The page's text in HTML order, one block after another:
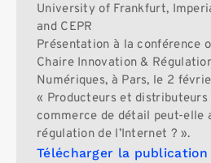
University of Frankfurt,
and CEPR
Présentation à la conférence
Chaire Innovation &
Numériques, à Pars, le 2
« Producteurs et distributeurs
commerce de détail peut-elle
régulation de l’Internet ? ».
Télécharger la publication